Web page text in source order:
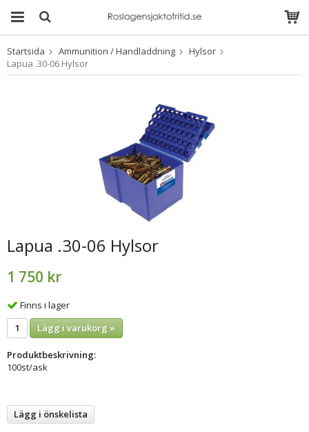
Produkten har blivit
Startsida Ammunition / Handladdning
Hylsor
Lapua .30-06 Hylsor
Lapua .30-06 Hylsor
1 750 kr
Finns i lager
Lägg i varukorg »
Produktbeskrivning:
100st/ask
Lägg i önskelista